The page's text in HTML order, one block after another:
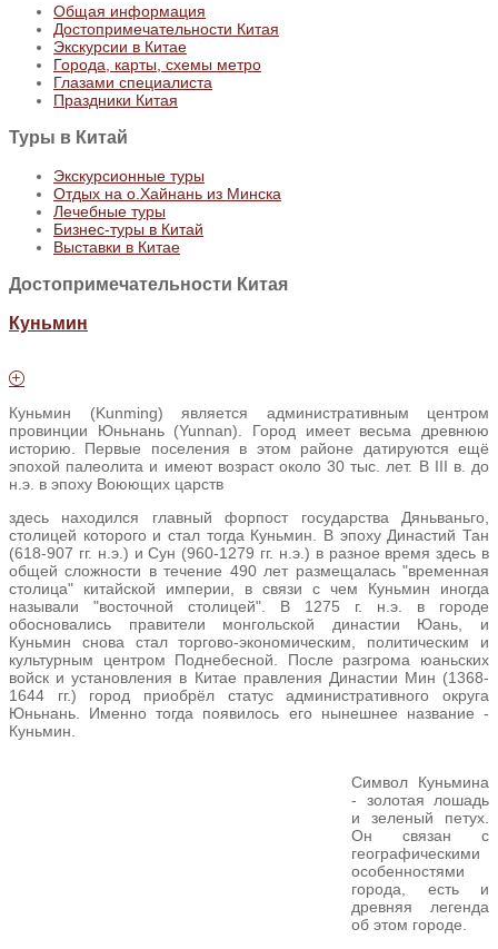
Общая информация
Достопримечательности Китая
Экскурсии в Китае
Города, карты, схемы метро
Глазами специалиста
Праздники Китая
Туры в Китай
Экскурсионные туры
Отдых на о.Хайнань из Минска
Лечебные туры
Бизнес-туры в Китай
Выставки в Китае
Достопримечательности Китая
Куньмин
Куньмин (Kunming) является административным центром
провинции Юньнань (Yunnan). Город имеет весьма древнюю
историю. Первые поселения в этом районе датируются ещё
эпохой палеолита и имеют возраст около 30 тыс. лет. В III в. до
н.э. в эпоху Воюющих царств
здесь находился главный форпост государства Дяньваньго,
столицей которого и стал тогда Куньмин. В эпоху Династий Тан
(618-907 гг. н.э.) и Сун (960-1279 гг. н.э.) в разное время здесь в
общей сложности в течение 490 лет размещалась "временная
столица" китайской империи, в связи с чем Куньмин иногда
называли "восточной столицей". В 1275 г. н.э. в городе
обосновались правители монгольской династии Юань, и
Куньмин снова стал торгово-экономическим, политическим и
культурным центром Поднебесной. После разгрома юаньских
войск и установления в Китае правления Династии Мин (1368-
1644 гг.) город приобрёл статус административного округа
Юньнань. Именно тогда появилось его нынешнее название -
Куньмин.
Символ Куньмина
- золотая лошадь
и зеленый петух.
Он связан с
географическими
особенностями
города, есть и
древняя легенда
об этом городе.